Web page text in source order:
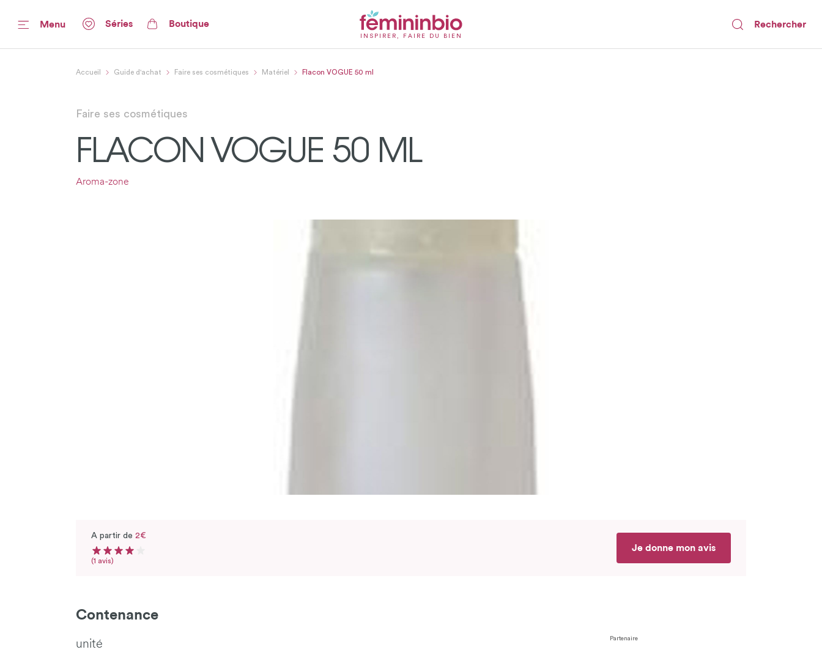
Menu Séries Boutique
INSPIRER, FAIRE DU BIEN
Rechercher
Accueil Guide d'achat Faire ses cosmétiques Matériel Flacon VOGUE 50 ml
Faire ses cosmétiques
FLACON VOGUE 50 ML
Aroma-zone
A partir de 2€
Note moyenne du produit : 4 sur 5
Nombre d'avis
(1 avis)
Je donne mon avis
Partenaire
Contenance
unité